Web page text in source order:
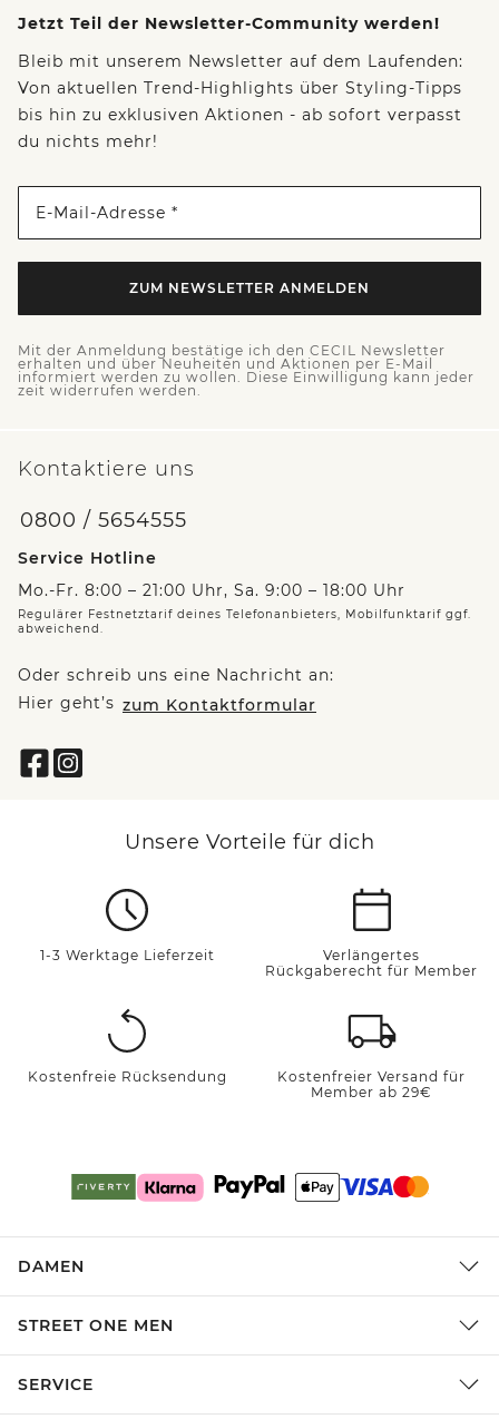
Jetzt Teil der Newsletter-Community werden!
Bleib mit unserem Newsletter auf dem Laufenden:
Von aktuellen Trend-Highlights über Styling-Tipps
bis hin zu exklusiven Aktionen - ab sofort verpasst
du nichts mehr!
E-Mail-Adresse *
ZUM NEWSLETTER ANMELDEN
Mit der Anmeldung bestätige ich den CECIL Newsletter
erhalten und über Neuheiten und Aktionen per E-Mail
informiert werden zu wollen. Diese Einwilligung kann jeder
zeit widerrufen werden.
Kontaktiere uns
0800 / 5654555
Service Hotline
Mo.-Fr. 8:00 – 21:00 Uhr, Sa. 9:00 – 18:00 Uhr
Regulärer Festnetztarif deines Telefonanbieters, Mobilfunktarif ggf.
abweichend.
Oder schreib uns eine Nachricht an:
Hier geht’s zum Kontaktformular
Unsere Vorteile für dich
1-3 Werktage Lieferzeit
Verlängertes
Rückgaberecht für Member
Kostenfreie Rücksendung
Kostenfreier Versand für
Member ab 29€
DAMEN
STREET ONE MEN
SERVICE